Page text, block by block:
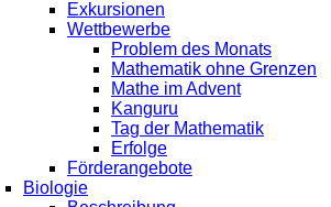
Exkursionen
Wettbewerbe
Problem des Monats
Mathematik ohne Grenzen
Mathe im Advent
Kanguru
Tag der Mathematik
Erfolge
Förderangebote
Biologie